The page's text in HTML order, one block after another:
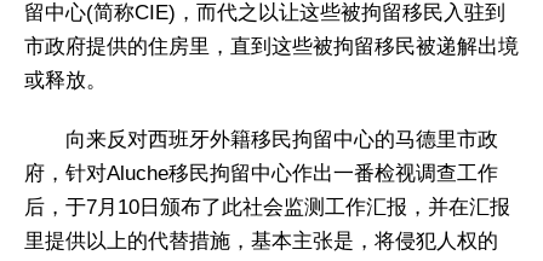
留中心(简称CIE)，而代之以让这些被拘留移民入驻到
市政府提供的住房里，直到这些被拘留移民被递解出境
或释放。
向来反对西班牙外籍移民拘留中心的马德里市政
府，针对Aluche移民拘留中心作出一番检视调查工作
后，于7月10日颁布了此社会监测工作汇报，并在汇报
里提供以上的代替措施，基本主张是，将侵犯人权的